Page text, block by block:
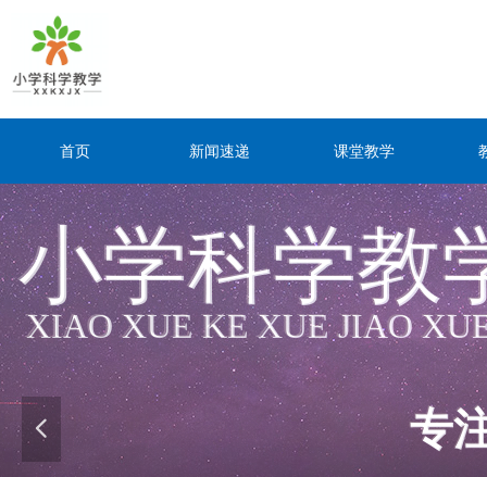
小学科学教
XIAO XUE KE XUE JIAO
专
专
小学科学教
XIAO XUE KE XUE JIAO
넳
首页 新闻速递 课堂教学